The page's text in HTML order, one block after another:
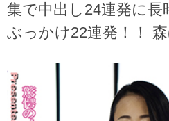
集で中出し24連発に長
ぶっかけ22連発！！